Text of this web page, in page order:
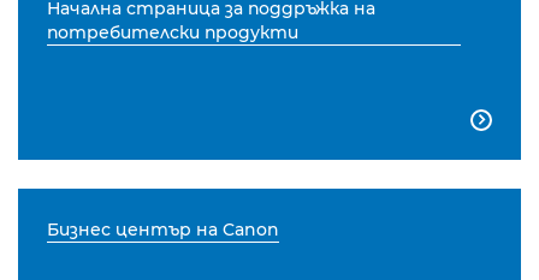
Начална страница за поддръжка на
потребителски продукти

Бизнес център на Canon